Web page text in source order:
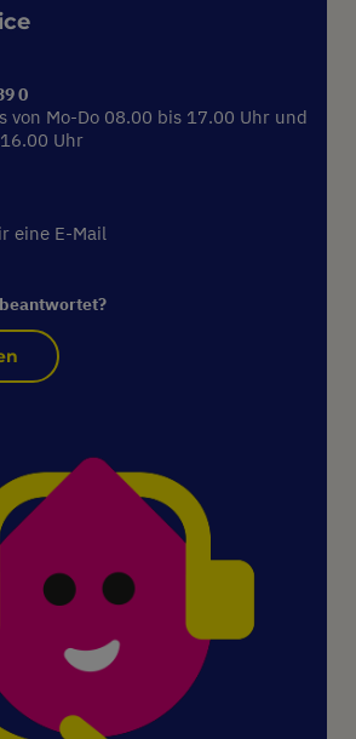
0
von Mo-Do 08.00 bis 17.00 Uhr und
Uhr
eine E-Mail